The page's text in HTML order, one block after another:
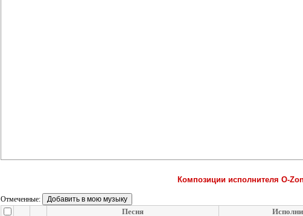
Композиции исполнителя O-
Отмеченные:
Песня